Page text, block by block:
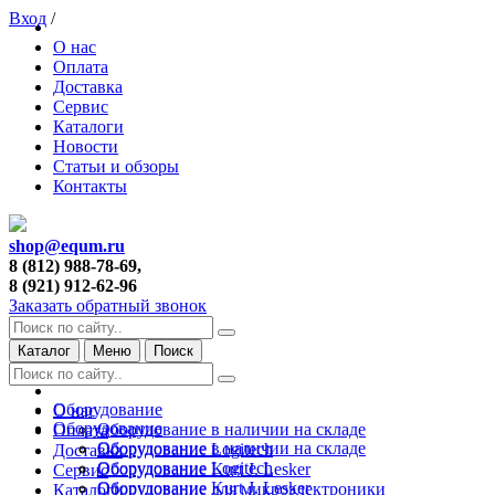
О нас
Оплата
Доставка
Сервис
Каталоги
Новости
Статьи и обзоры
Контакты
Вход /
shop@equm.ru
8 (812) 988-78-69,
8 (921) 912-62-96
Заказать обратный звонок
Каталог Меню Поиск
О нас
Оплата
Доставка
Сервис
Каталоги
Оборудование
Оборудование в наличии на складе
Оборудование Logitech
Оборудование Kurt J. Lesker
Оборудование для микроэлектроники
Оборудование
Оборудование в наличии на складе
Оборудование Logitech
Оборудование Kurt J. Lesker